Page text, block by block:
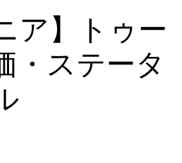
ア】トゥー
・ステータ